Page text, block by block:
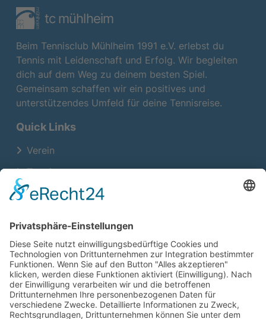
tc mühlheim
Beim Tennisclub Mühlheim 1991 e.V. erlebst du
Tennis mit Leidenschaft und Erfolg. Wir begleiten
dich auf dem Weg zu deinem besten Spiel.
Gemeinsam schaffen wir ein positives und
unterstützendes Umfeld für deine Tennisreise.
Quick Links
Verein
Termine
Training
Kontakt
Platzöffnungszeiten
Montag – Sonntag 07:00 – 22:00 Uhr